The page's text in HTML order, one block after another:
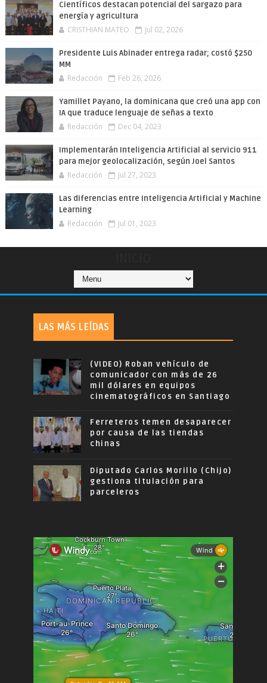
Científicos destacan potencial del sargazo para
energía y agricultura
CRISTHIAN MATEO Jul 02, 2026
Presidente Luis Abinader entrega radar; costó $250
MM
Redacción Feb 26, 2026
Yamillet Payano, la dominicana que creó una app con
IA que traduce lenguaje de señas a texto
Redacción Dec 04, 2023
Implementarán Inteligencia Artificial al servicio 911
para mejor geolocalización, según Joel Santos
Redacción Jul 27, 2023
Las diferencias entre Inteligencia Artificial y Machine
Learning
Redacción Jul 01, 2023
LAS MÁS LEÍDAS
(VIDEO) Roban vehículo de
comunicador con más de 26
mil dólares en equipos
cinematográficos en Santiago
Ferreteros temen desaparecer
por causa de las tiendas
chinas
Diputado Carlos Morillo (Chijo)
gestiona titulación para
parceleros